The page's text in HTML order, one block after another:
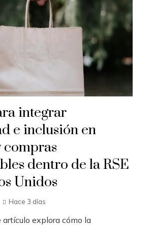
integrar
e inclusión en
compras
dentro de la RSE
Unidos
Hace 3 días
artículo explora cómo la